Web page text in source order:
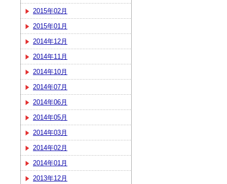
2015年02月
2015年01月
2014年12月
2014年11月
2014年10月
2014年07月
2014年06月
2014年05月
2014年03月
2014年02月
2014年01月
2013年12月